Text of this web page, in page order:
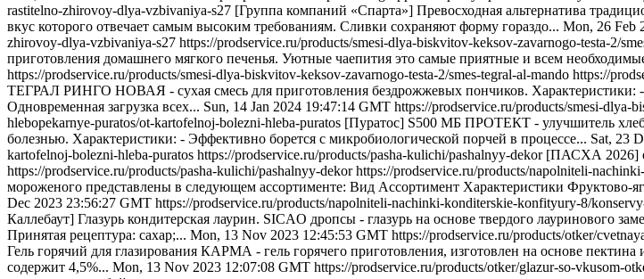
rastitelno-zhirovoy-dlya-vzbivaniya-s27 [Группа компаний «Спарта»] Превосходная альтернатива
вкус которого отвечает самым высоким требованиям. Сливки сохраняют форму гораздо... Mon, 26 Feb
zhirovoy-dlya-vzbivaniya-s27 https://prodservice.ru/products/smesi-dlya-biskvitov-keksov-zavarnogo-testa-2/
приготовления домашнего мягкого печенья. Уютные чаепития это самые приятные и всем
https://prodservice.ru/products/smesi-dlya-biskvitov-keksov-zavarnogo-testa-2/smes-tegral-al-mando https://
ТЕГРАЛ РИНГО НОВАЯ - сухая смесь для приготовления бездрожжевых пончиков. Характеристики: -
Одновременная загрузка всех... Sun, 14 Jan 2024 19:47:14 GMT https://prodservice.ru/products/smesi-dlya-
hlebopekarnye-puratos/ot-kartofelnoj-bolezni-hleba-puratos [Пуратос] S500 МБ ПРОТЕКТ - улучшитель
болезнью. Характеристики: - Эффективно борется с микробиологической порчей в процессе... Sat, 23
kartofelnoj-bolezni-hleba-puratos https://prodservice.ru/products/pasha-kulichi/pashalnyy-dekor [ПАСХА 2026]
https://prodservice.ru/products/pasha-kulichi/pashalnyy-dekor https://prodservice.ru/products/napolniteli-
мороженого представлены в следующем ассортименте: Вид Ассортимент Характеристики
Dec 2023 23:56:27 GMT https://prodservice.ru/products/napolniteli-nachinki-konditerskie-konfityury-8/
Каллебаут] Глазурь кондитерская лаурин. SICAO дропсы - глазурь на основе твердого лауринового
Принятая рецептура: сахар;... Mon, 13 Nov 2023 12:45:53 GMT https://prodservice.ru/products/otker/
Гель горячий для глазирования КАРМА - гель горячего приготовления, изготовлен на основе пектина
содержит 4,5%... Mon, 13 Nov 2023 12:07:08 GMT https://prodservice.ru/products/otker/glazur-so-vkusom-